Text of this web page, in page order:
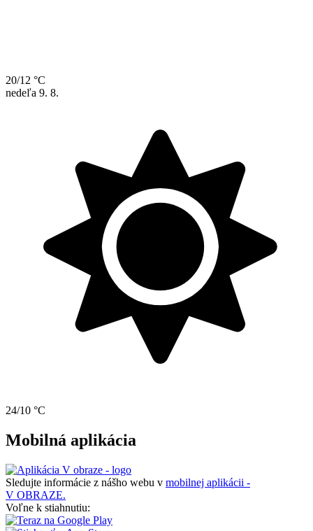
20/12 °C
nedeľa 9. 8.
24/10 °C
Mobilná aplikácia
Sledujte informácie z nášho webu v mobilnej aplikácii -
V OBRAZE.
Voľne k stiahnutiu: